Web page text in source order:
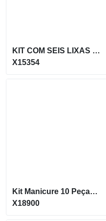
KIT COM SEIS LIXAS PEQUENAS PARA UNHAS X15354
X15354
Kit Manicure 10 Peças Em Estojo De Couro Sintetico X18900
X18900